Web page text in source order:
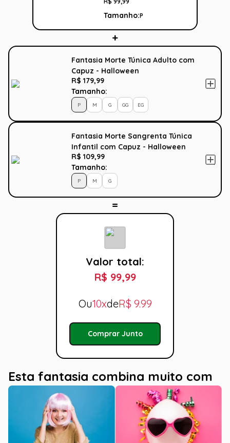
Tamanho:P
Fantasia Morte Túnica Adulto com
Capuz - Halloween
R$ 179,99
Tamanho:
P M G GG EG
Fantasia Morte Sangrenta Túnica
Infantil com Capuz - Halloween
R$ 109,99
Tamanho:
P M G
Valor total:
R$ 99,99
Ou10xdeR$ 9.99
Comprar Junto
Esta fantasia combina muito com